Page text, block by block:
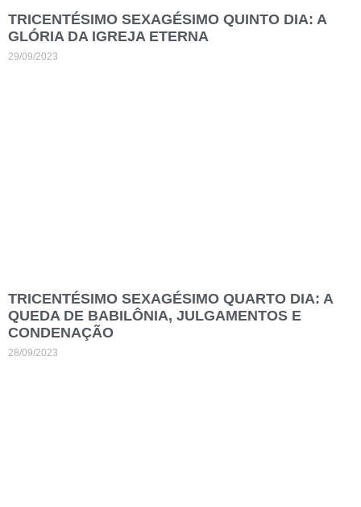
TRICENTÉSIMO SEXAGÉSIMO QUINTO DIA: A
GLÓRIA DA IGREJA ETERNA
29/09/2023
TRICENTÉSIMO SEXAGÉSIMO QUARTO DIA: A
QUEDA DE BABILÔNIA, JULGAMENTOS E
CONDENAÇÃO
28/09/2023